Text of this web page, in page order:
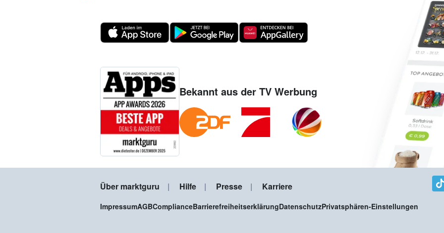
Bekannt aus der TV Werbung
Über marktguru Hilfe Presse Karriere
ImpressumAGBComplianceBarrierefreiheitserklärungDatenschutzPrivatsphären-Einstellungen